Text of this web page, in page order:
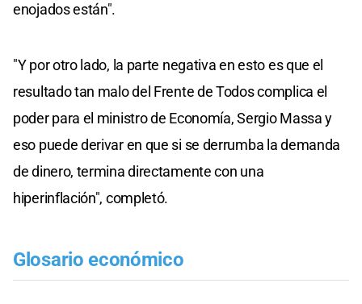
enojados están".
"Y por otro lado, la parte negativa en esto es que el
resultado tan malo del Frente de Todos complica el
poder para el ministro de Economía, Sergio Massa y
eso puede derivar en que si se derrumba la demanda
de dinero, termina directamente con una
hiperinflación", completó.
Glosario económico